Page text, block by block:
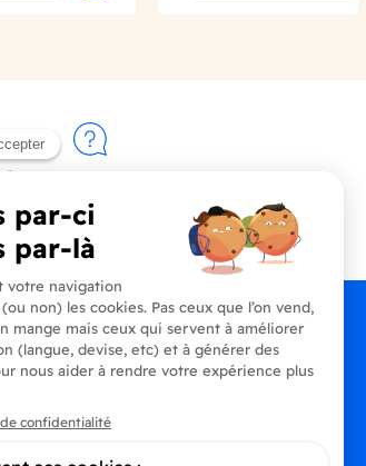
Contactez-nous
+33 (0)4 90 91 20 80